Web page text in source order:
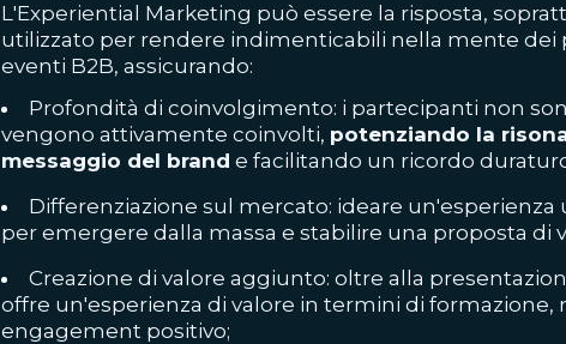
L'Experiential Marketing può essere la risposta,
utilizzato per rendere indimenticabili nella mente dei
eventi B2B, assicurando:
Profondità di coinvolgimento: i partecipanti non
vengono attivamente coinvolti, potenziando la
messaggio del brand e facilitando un ricordo
Differenziazione sul mercato: ideare un'esperienza
per emergere dalla massa e stabilire una proposta di
Creazione di valore aggiunto: oltre alla
offre un'esperienza di valore in termini di formazione,
engagement positivo;